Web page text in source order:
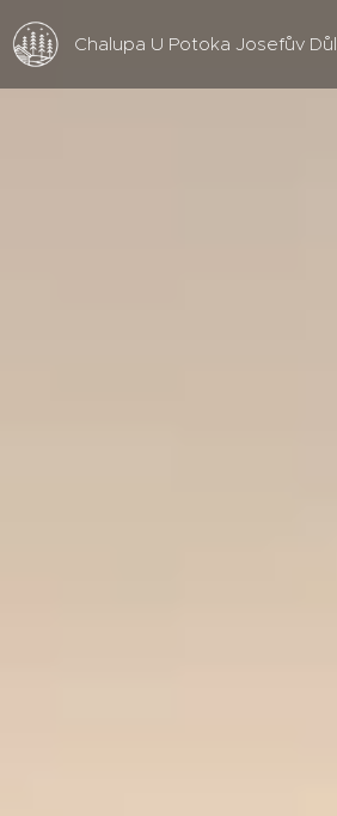
Chalupa U Potoka Josefův Důl